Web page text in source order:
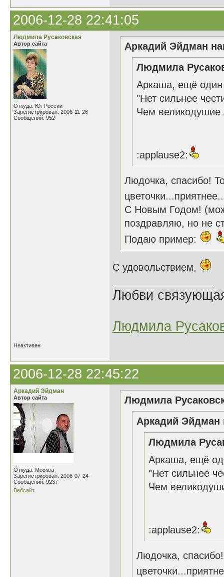
2006-12-28 22:41:05
Людмила Русаковская
Автор сайта
Откуда: Юг России
Зарегистрирован: 2006-11-26
Сообщений: 952
Аркадий Эйдман
Людмила
Аркаша, ещё один
"Нет сильнее
Чем
:applause2:
Людочка, спасибо!
С Новым Годом!
поздравляю, но не
Подаю пример:
С удовольствием,
Любви
Людмила
Неактивен
2006-12-28 22:45:22
Аркадий Эйдман
Автор сайта
Откуда: Москва
Зарегистрирован: 2006-07-24
Сообщений: 9237
Вебсайт
Людмила
Аркадий Эйдман
Людмила
Аркаша, ещё
"Нет сильнее
Чем
:applause2:
Людочка,